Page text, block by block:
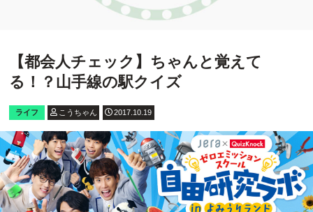
【都会人チェック】ちゃんと覚えて
る！？山手線の駅クイズ
ライフ こうちゃん 2017.10.19